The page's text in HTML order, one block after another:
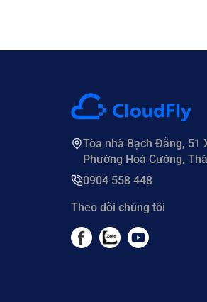
Tòa nhà Bạch Đằng, 51
Phường Hoà Cường,
0904 558 448
Theo dõi chúng tôi